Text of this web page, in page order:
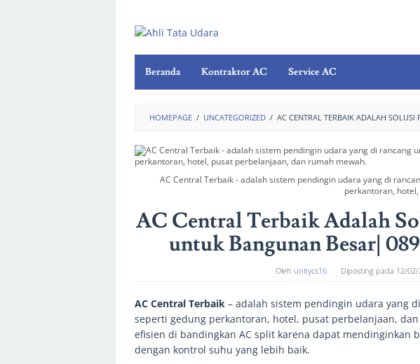
Beranda Kontraktor AC Service AC
HOMEPAGE / UNCATEGORIZED / AC CENTRAL TERBAIK ADALAH
AC Central Terbaik - adalah sistem pendingin udara yang di
perkantoran,
AC Central Terbaik Adalah
untuk Bangunan Besar|
Oleh unitycs16 Diposting pada 12/
AC Central Terbaik – adalah sistem pendingin udara yang
seperti gedung perkantoran, hotel, pusat perbelanjaan,
efisien di bandingkan AC split karena dapat mendinginkan
dengan kontrol suhu yang lebih baik.